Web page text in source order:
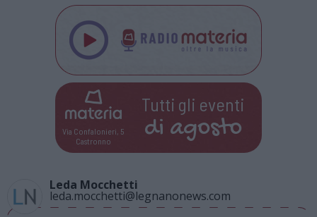
Via Confalonieri, 5
Castronno
Tutti gli eventi
di agosto
Leda Mocchetti
leda.mocchetti@legnanonews.com